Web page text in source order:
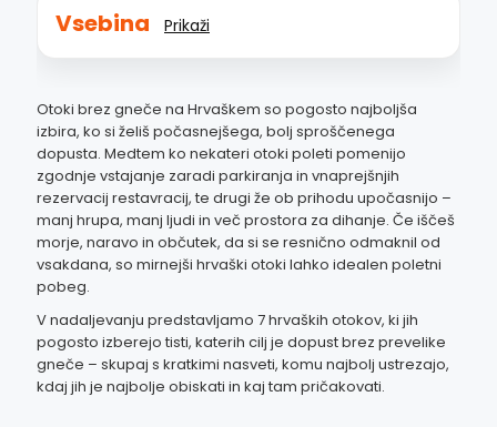
Vsebina Prikaži
Otoki brez gneče na Hrvaškem so pogosto najboljša
izbira, ko si želiš počasnejšega, bolj sproščenega
dopusta. Medtem ko nekateri otoki poleti pomenijo
zgodnje vstajanje zaradi parkiranja in vnaprejšnjih
rezervacij restavracij, te drugi že ob prihodu upočasnijo –
manj hrupa, manj ljudi in več prostora za dihanje. Če iščeš
morje, naravo in občutek, da si se resnično odmaknil od
vsakdana, so mirnejši hrvaški otoki lahko idealen poletni
pobeg.
V nadaljevanju predstavljamo 7 hrvaških otokov, ki jih
pogosto izberejo tisti, katerih cilj je dopust brez prevelike
gneče – skupaj s kratkimi nasveti, komu najbolj ustrezajo,
kdaj jih je najbolje obiskati in kaj tam pričakovati.